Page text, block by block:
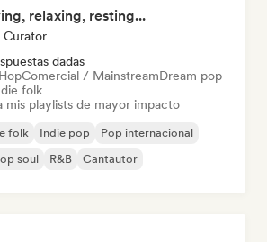
relaxing, resting...
Curator
dadas
Comercial / MainstreamDream pop
folk
mis playlists de mayor impacto
folk Indie pop
Pop internacional
soul R&B Cantautor